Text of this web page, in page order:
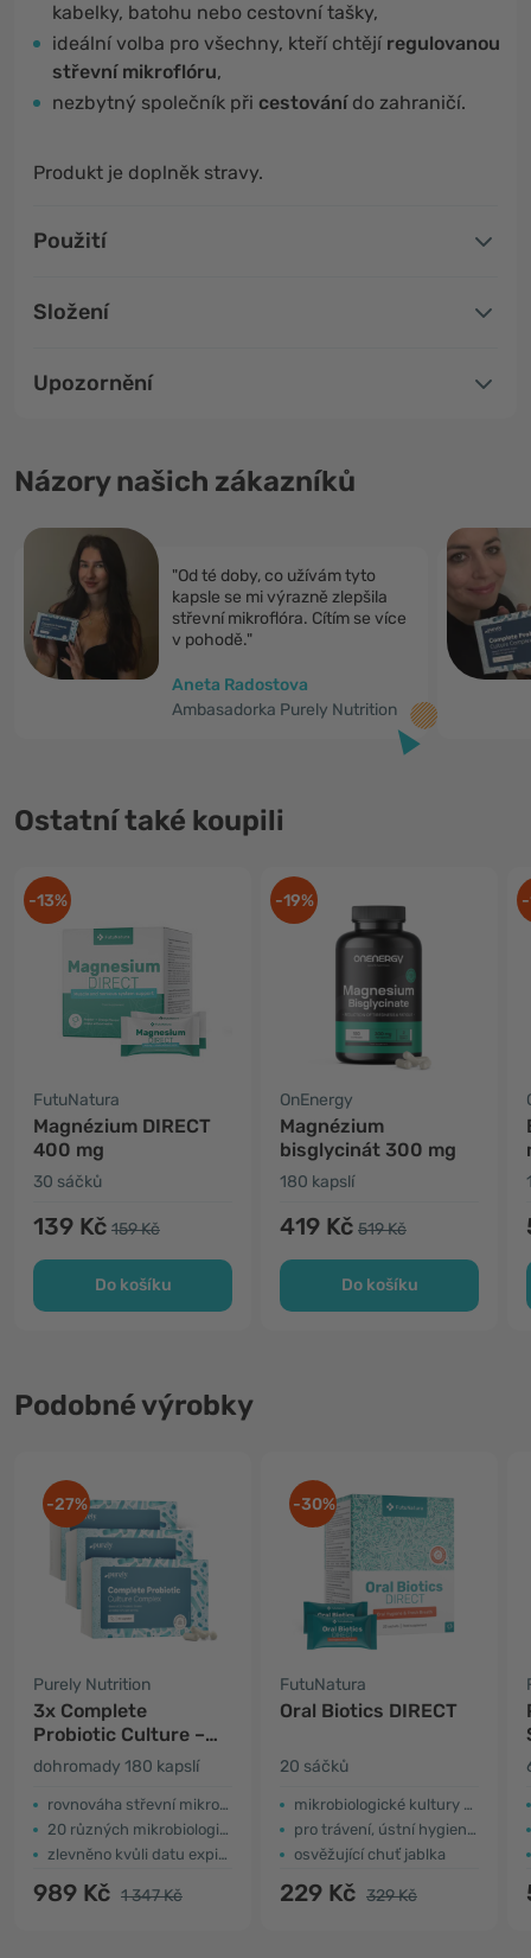
kabelky, batohu nebo cestovní tašky,
ideální volba pro všechny, kteří chtějí regulovanou
střevní mikroflóru,
nezbytný společník při cestovánído zahraničí.
Produkt je doplněk stravy.
Použití
Složení
Upozornění
Názory našich zákazníků
"Od té doby, co užívám tyto
kapsle se mi výrazně zlepšila
střevní mikroflóra. Cítím se více
v pohodě."
Aneta Radostova
Ambasadorka Purely Nutrition
Ostatní také koupili
-13%
FutuNatura
Magnézium DIRECT
400 mg
30 sáčků
139 Kč 159 Kč
Do košíku
-19%
OnEnergy
Magnézium
bisglycinát 300 mg
180 kapslí
419 Kč 519 Kč
Do košíku
Podobné výrobky
-27%
Purely Nutrition
3x Complete
Probiotic Culture –
komplex
mikrobiologických
kultur
dohromady 180 kapslí
rovnováha střevní mikroflóry
20 různých mikrobiologických kultur
zlevněno kvůli datu expirace
989 Kč 1 347 Kč
-30%
FutuNatura
Oral Biotics DIRECT
20 sáčků
mikrobiologické kultury + inulin
pro trávení, ústní hygienu a svěží dech
osvěžující chuť jablka
229 Kč 329 Kč